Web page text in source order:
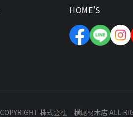
HOME'S
COPYRIGHT 株式会社 横尾材木店 ALL